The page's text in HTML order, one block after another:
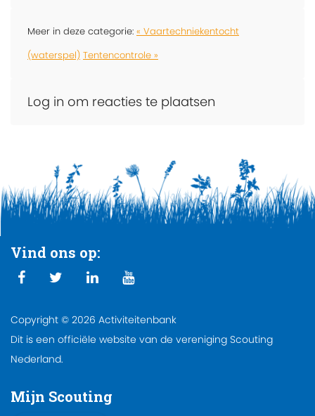
Meer in deze categorie: « Vaartechniekentocht
(waterspel) Tentencontrole »
Log in om reacties te plaatsen
Vind ons op:
Copyright © 2026 Activiteitenbank
Dit is een officiële website van de vereniging Scouting
Nederland.
Mijn Scouting